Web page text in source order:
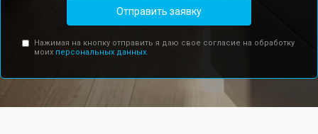
Отправить заявку
Нажимая на кнопку отправить я даю свое согласие на обработку
моих персональных данных.